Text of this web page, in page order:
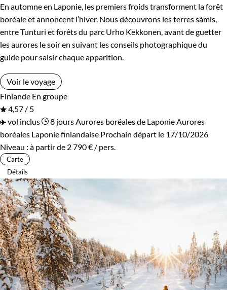
De 2 000 à 3 000 € Plus de 3 000 €
Âge des enfants
Les 6/9 ans
Les 14/16 ans
Bivouac, sous tente
Standard
Haut de gamme
Itinérance
Itinérant Semi-itinérant
En automne en Laponie, les premiers froids transforment la forêt
boréale et annoncent l’hiver. Nous découvrons les terres sámis,
entre Tunturi et forêts du parc Urho Kekkonen, avant de guetter
les aurores le soir en suivant les conseils photographique du
guide pour saisir chaque apparition.
Voir le voyage
Finlande En groupe
4,57 / 5
vol inclus
8 joursAurores boréales de LaponieAurores
boréales Laponie finlandaise Prochain départ le 17/10/2026
Niveau : à partir de 2 790 € / pers.
Carte
Détails